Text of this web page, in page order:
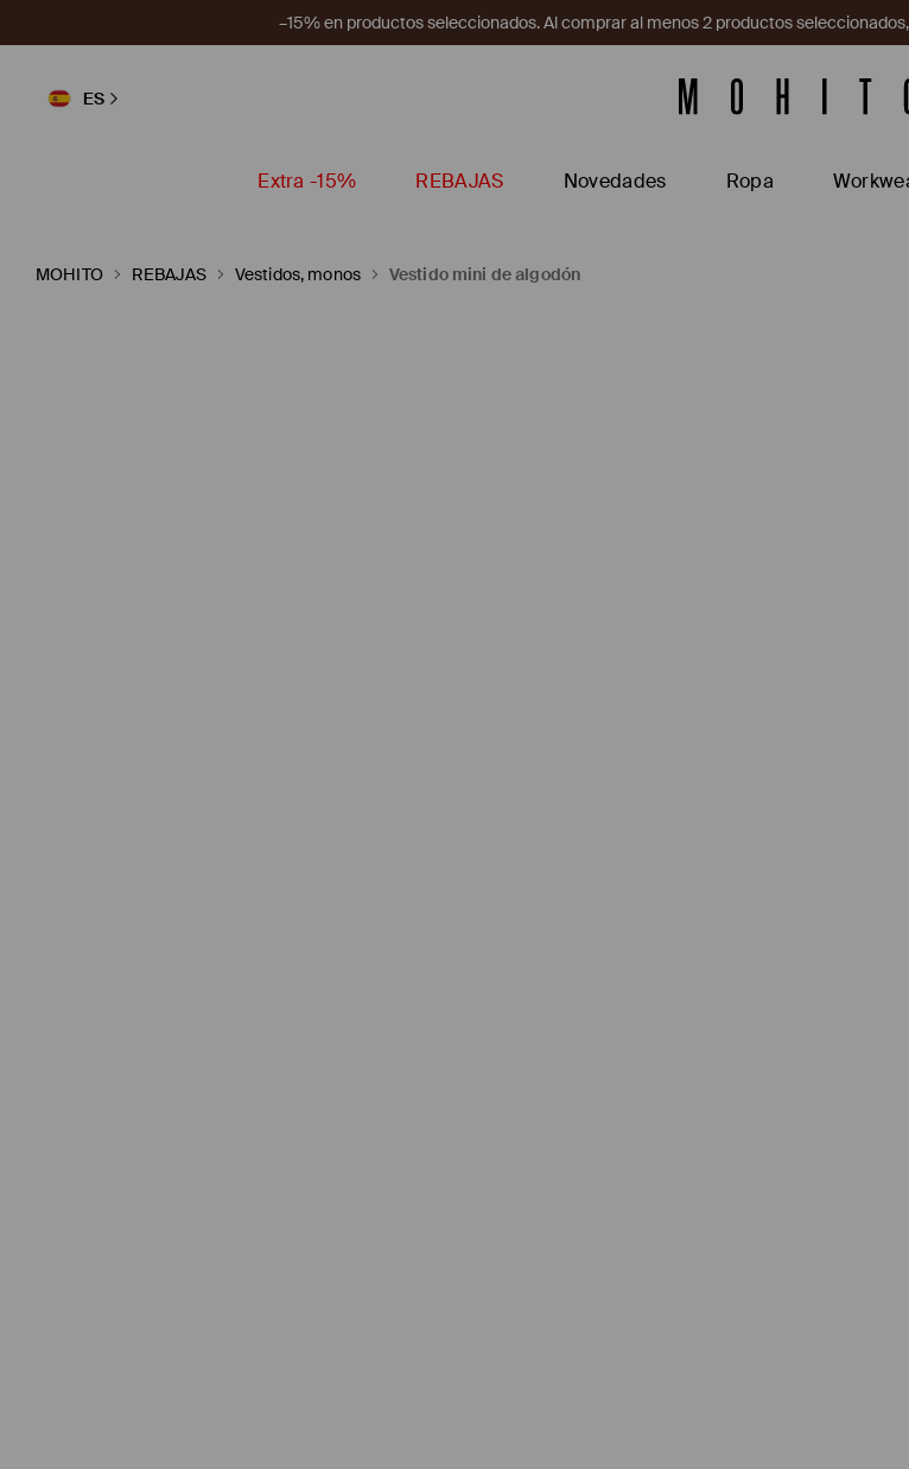
–15% en productos seleccionados. Al comprar al menos 2 productos
ES
Extra -15% REBAJAS Novedades Ropa
MOHITO REBAJAS Vestidos, monos Vestido mini de algodón